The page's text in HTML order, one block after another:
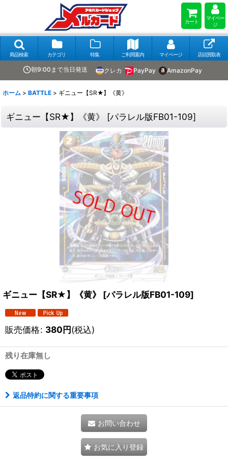
カート
マイペー
ジ
商品検索 カテゴリ 特集 ご利用案内 マイページ 店頭買取表
朝9:00まで当日発送 クレカ PayPay AmazonPay
ホーム > BATTLE > ギニュー【SR★】《黄》
ギニュー【SR★】《黄》 [パラレル版FB01-109]
ギニュー【SR★】《黄》 [パラレル版FB01-109]
販売価格: 380円(税込)
残り在庫無し
返品特約に関する重要事項
お問い合わせ
お気に入り登録